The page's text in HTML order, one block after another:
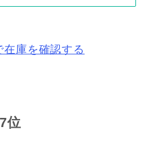
在庫を確認する
7位